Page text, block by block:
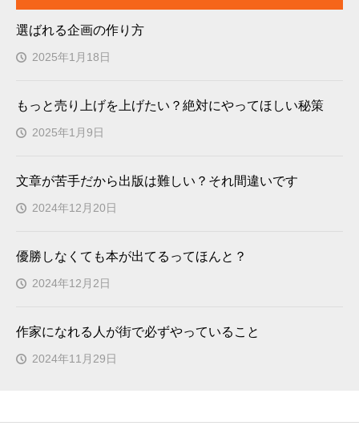
選ばれる企画の作り方
2025年1月18日
もっと売り上げを上げたい？絶対にやってほしい秘策
2025年1月9日
文章が苦手だから出版は難しい？それ間違いです
2024年12月20日
優勝しなくても本が出てるってほんと？
2024年12月2日
作家になれる人が街で必ずやっていること
2024年11月29日